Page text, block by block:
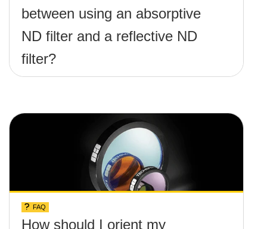
between using an absorptive
ND filter and a reflective ND
filter?
FAQ
How should I orient my